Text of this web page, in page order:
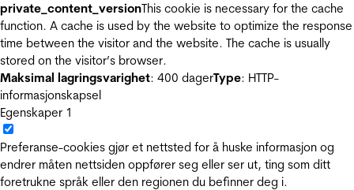
private_content_versionThis cookie is necessary for the cache
function. A cache is used by the website to optimize the response
time between the visitor and the website. The cache is usually
stored on the visitor’s browser.
Maksimal lagringsvarighet: 400 dagerType: HTTP-
informasjonskapsel
Egenskaper 1
Preferanse-cookies gjør et nettsted for å huske informasjon og
endrer måten nettsiden oppfører seg eller ser ut, ting som ditt
foretrukne språk eller den regionen du befinner deg i.